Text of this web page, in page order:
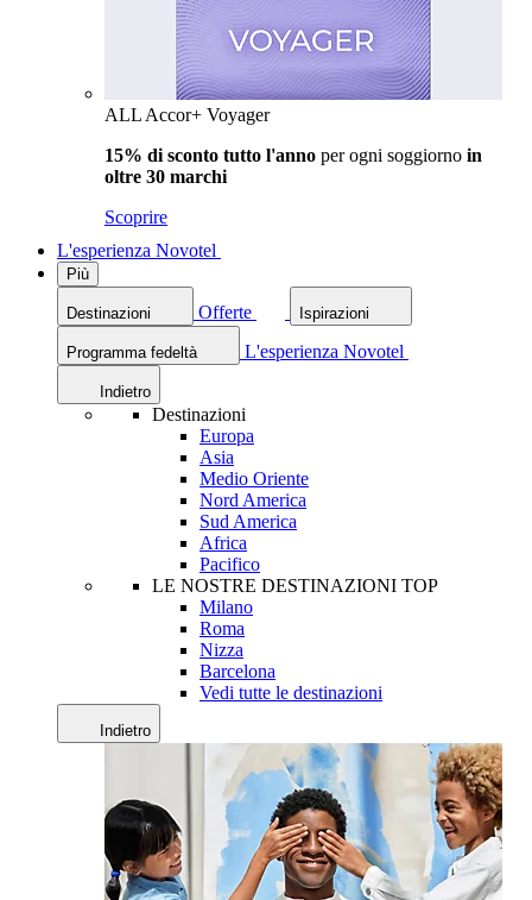
ALL Accor+ Voyager
15% di sconto tutto l'anno per ogni soggiorno in
oltre 30 marchi
Scoprire
L'esperienza Novotel
Più
Destinazioni Offerte Ispirazioni
Programma fedeltà L'esperienza Novotel
Indietro
Destinazioni
Europa
Asia
Medio Oriente
Nord America
Sud America
Africa
Pacifico
LE NOSTRE DESTINAZIONI TOP
Milano
Roma
Nizza
Barcelona
Vedi tutte le destinazioni
Indietro